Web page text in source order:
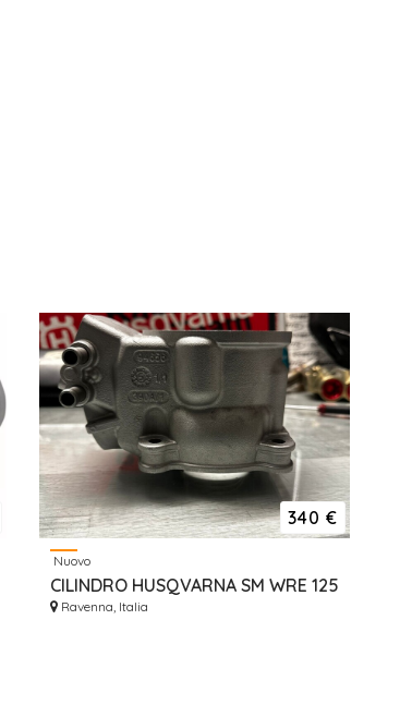
340 €
Nuovo
CILINDRO HUSQVARNA SM WRE 125
Ravenna, Italia